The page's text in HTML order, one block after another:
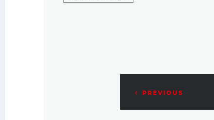
PREVIOUS